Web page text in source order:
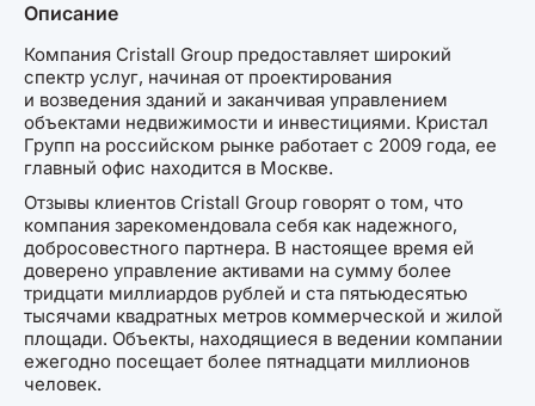
Описание
Компания Cristall Group предоставляет широкий
спектр услуг, начиная от проектирования
и возведения зданий и заканчивая управлением
объектами недвижимости и инвестициями. Кристал
Групп на российском рынке работает с 2009 года, ее
главный офис находится в Москве.
Отзывы клиентов Cristall Group говорят о том, что
компания зарекомендовала себя как надежного,
добросовестного партнера. В настоящее время ей
доверено управление активами на сумму более
тридцати миллиардов рублей и ста пятьюдесятью
тысячами квадратных метров коммерческой и жилой
площади. Объекты, находящиеся в ведении компании
ежегодно посещает более пятнадцати миллионов
человек.